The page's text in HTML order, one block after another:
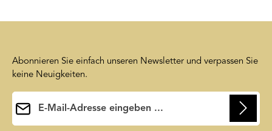
Abonnieren Sie einfach unseren Newsletter und verpassen Sie
keine Neuigkeiten.